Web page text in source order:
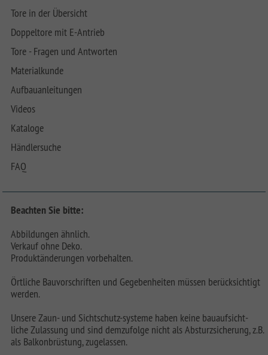
Tore in der Übersicht
Doppeltore mit E-Antrieb
Tore - Fragen und Antworten
Materialkunde
Aufbauanleitungen
Videos
Kataloge
Händlersuche
FAQ
Beachten Sie bitte:
Abbildungen ähnlich.
Verkauf ohne Deko.
Produktänderungen vorbehalten.
Örtliche Bauvorschriften und Gegebenheiten müssen berücksichtigt
werden.
Unsere Zaun- und Sichtschutz-systeme haben keine bauaufsicht-
liche Zulassung und sind demzufolge nicht als Absturzsicherung, z.B.
als Balkonbrüstung, zugelassen.